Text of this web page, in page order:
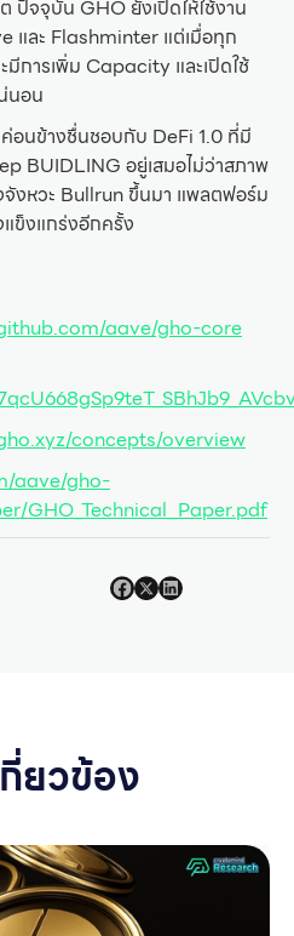
ปัจจุบัน GHO ยังเปิดให้ใช้งาน
และ Flashminter แต่เมื่อทุก
การเพิ่ม Capacity และเปิดใช้
นอน
นข้างชื่นชอบกับ DeFi 1.0 ที่มี
BUIDLING อยู่เสมอไม่ว่าสภาพ
จังหวะ Bullrun ขึ้นมา แพลตฟอร์ม
ข็งแกร่งอีกครั้ง
aave/gho-core
concepts/overview
aave/gho-
GHO_Technical_Paper.pdf
ยวข้อง